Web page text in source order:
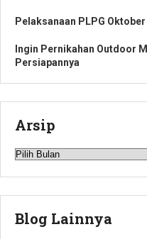
Pelaksanaan PLPG
Ingin Pernikahan Outdoor
Persiapannya
Arsip
Arsip
Blog Lainnya